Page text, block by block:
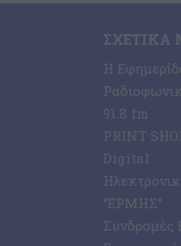
ΣΧΕΤΙΚΆ
Η
91.8 fm
PRINT
Digital
“ΕΡΜΗΣ”
Συνδρομές